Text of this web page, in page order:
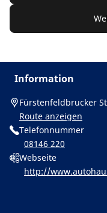
Information
Fürstenfeldbrucker
Route anzeigen
Telefonnummer
08146 220
Webseite
http://